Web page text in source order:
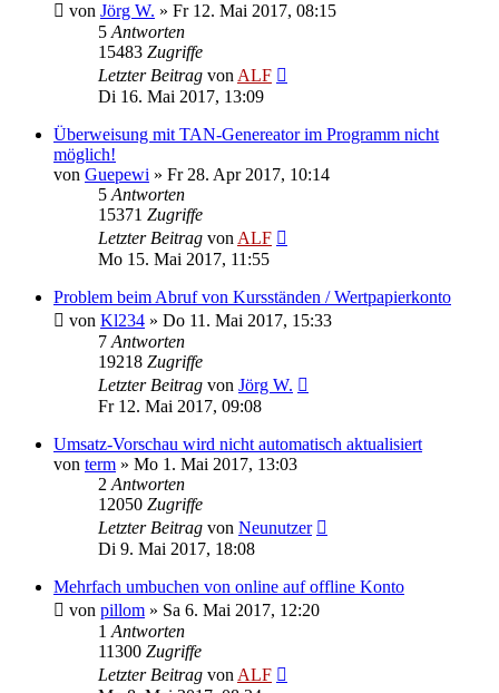
von Jörg W. » Fr 12. Mai 2017, 08:15
5 Antworten
15483 Zugriffe
Letzter Beitrag von ALF
Di 16. Mai 2017, 13:09
Überweisung mit TAN-Genereator im Programm nicht
möglich!
von Guepewi » Fr 28. Apr 2017, 10:14
5 Antworten
15371 Zugriffe
Letzter Beitrag von ALF
Mo 15. Mai 2017, 11:55
Problem beim Abruf von Kursständen / Wertpapierkonto
von Kl234 » Do 11. Mai 2017, 15:33
7 Antworten
19218 Zugriffe
Letzter Beitrag von Jörg W.
Fr 12. Mai 2017, 09:08
Umsatz-Vorschau wird nicht automatisch aktualisiert
von term » Mo 1. Mai 2017, 13:03
2 Antworten
12050 Zugriffe
Letzter Beitrag von Neunutzer
Di 9. Mai 2017, 18:08
Mehrfach umbuchen von online auf offline Konto
von pillom » Sa 6. Mai 2017, 12:20
1 Antworten
11300 Zugriffe
Letzter Beitrag von ALF